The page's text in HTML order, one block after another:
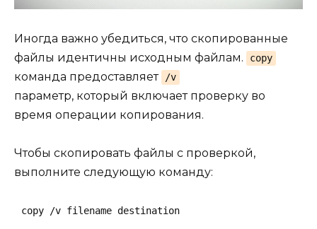
Иногда важно убедиться, что скопированные
файлы идентичны исходным файлам.
copy
команда предоставляет /v
параметр, который включает проверку во
время операции копирования.
Чтобы скопировать файлы с проверкой,
выполните следующую команду:
copy /v filename destination